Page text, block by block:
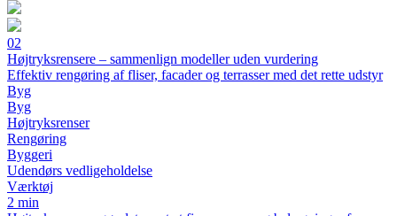
02
Højtryksrensere – sammenlign modeller uden vurdering
Effektiv rengøring af fliser, facader og terrasser med det rette udstyr
Byg
Byg
Højtryksrenser
Rengøring
Byggeri
Udendørs vedligeholdelse
Værktøj
2 min